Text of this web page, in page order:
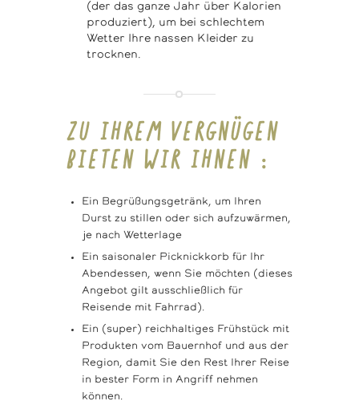
(der das ganze Jahr über Kalorien
produziert), um bei schlechtem
Wetter Ihre nassen Kleider zu
trocknen.
ZU IHREM VERGNÜGEN
BIETEN WIR IHNEN :
Ein Begrüßungsgetränk, um Ihren
Durst zu stillen oder sich aufzuwärmen,
je nach Wetterlage
Ein saisonaler Picknickkorb für Ihr
Abendessen, wenn Sie möchten (dieses
Angebot gilt ausschließlich für
Reisende mit Fahrrad).
Ein (super) reichhaltiges Frühstück mit
Produkten vom Bauernhof und aus der
Region, damit Sie den Rest Ihrer Reise
in bester Form in Angriff nehmen
können.